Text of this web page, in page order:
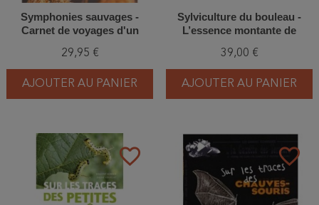
Symphonies sauvages -
Carnet de voyages d'un
29,95 €
AJOUTER AU PANIER
Sylviculture du bouleau -
L’essence montante de
39,00 €
AJOUTER AU PANIER
favorite_border favorite_border